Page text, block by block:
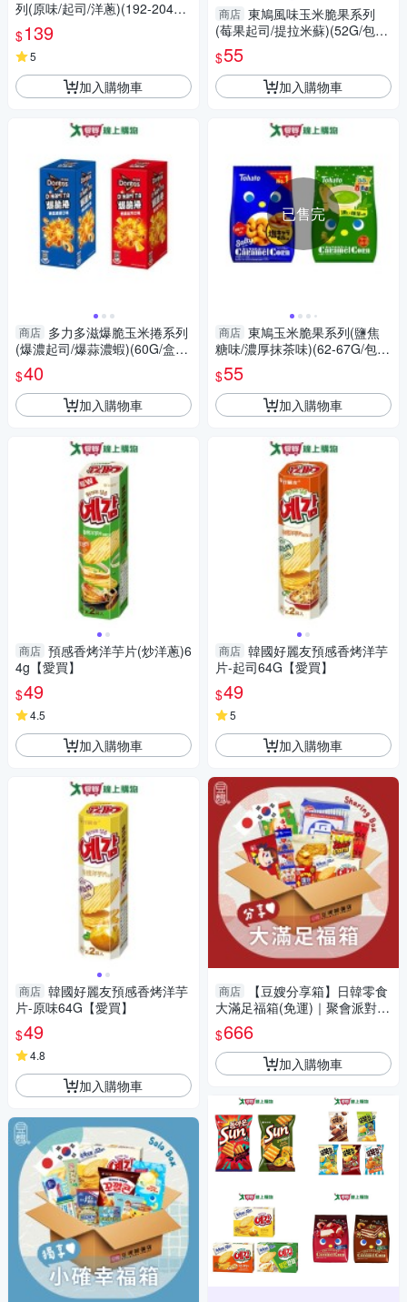
列(原味/起司/洋蔥)(192-204G/
盒)【愛買】
$139
5
加入購物車
商店 多力多滋爆脆玉米捲系列
(爆濃起司/爆蒜濃蝦)(60G/盒)
【愛買】
$40
加入購物車
商店 預感香烤洋芋片(炒洋蔥)6
4g【愛買】
$49
4.5
加入購物車
商店 韓國好麗友預感香烤洋芋
片-原味64G【愛買】
$49
4.8
加入購物車
商店 東鳩風味玉米脆果系列
(莓果起司/提拉米蘇)(52G/包)
【愛買】
$55
加入購物車
已售完
商店 東鳩玉米脆果系列(鹽焦
糖味/濃厚抹茶味)(62-67G/包)
【愛買】
$55
加入購物車
商店 韓國好麗友預感香烤洋芋
片-起司64G【愛買】
$49
5
加入購物車
商店
【豆嫂分享箱】日韓零食
大滿足福箱(免運)｜聚會派對必
備｜澎湃 綜合零食福箱｜辦公
室零食
$666
加入購物車